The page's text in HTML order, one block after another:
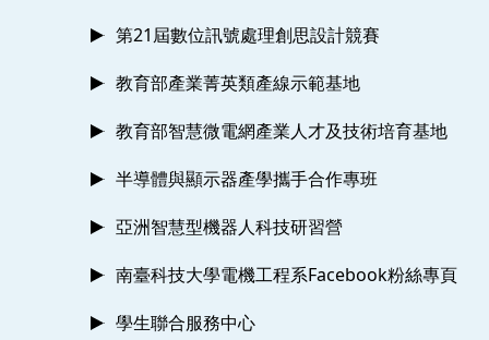
第21屆數位訊號處理創思設計競賽
教育部產業菁英類產線示範基地
教育部智慧微電網產業人才及技術培育基地
半導體與顯示器產學攜手合作專班
亞洲智慧型機器人科技研習營
南臺科技大學電機工程系Facebook粉絲專頁
學生聯合服務中心